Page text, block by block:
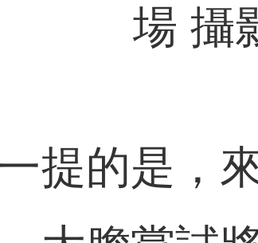
場 攝
的是，來